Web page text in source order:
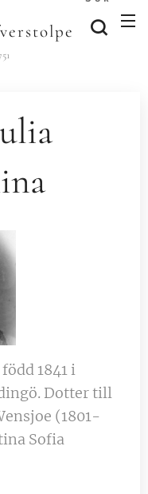
1841 i
Dotter till
(1801-
Sofia